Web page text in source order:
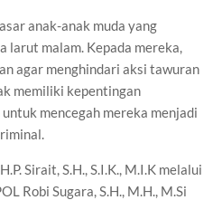
anak-anak muda yang
larut malam. Kepada mereka,
agar menghindari aksi tawuran
memiliki kepentingan
mencegah mereka menjadi
Sirait, S.H., S.I.K., M.I.K melalui
Robi Sugara, S.H., M.H., M.Si